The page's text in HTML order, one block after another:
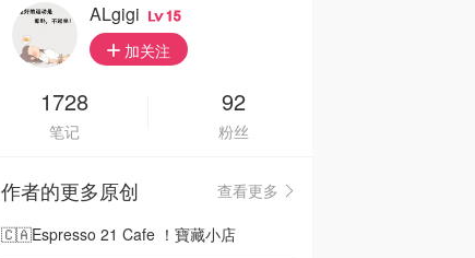
🇮🇹
🇦🇺
🇳🇿新西兰
ALgigi 15
加关注
1728
笔记
92
粉丝
作者的更多原创
查看更多
🇨🇦Espresso 21 Cafe ！寶藏小店